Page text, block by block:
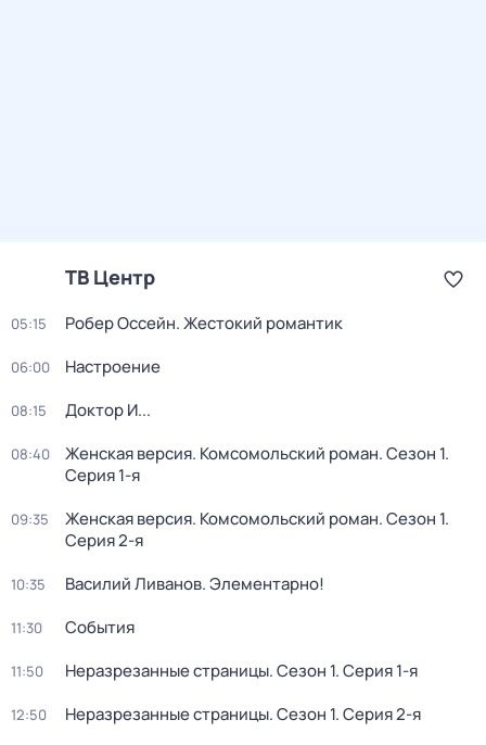
ТВ Центр
05:15 Робер Оссейн. Жестокий романтик
06:00 Настроение
08:15 Доктор И...
08:40 Женская версия. Комсомольский роман. Сезон 1.
Серия 1-я
09:35 Женская версия. Комсомольский роман. Сезон 1.
Серия 2-я
10:35 Василий Ливанов. Элементарно!
11:30 События
11:50 Неразрезанные страницы. Сезон 1. Серия 1-я
12:50 Неразрезанные страницы. Сезон 1. Серия 2-я